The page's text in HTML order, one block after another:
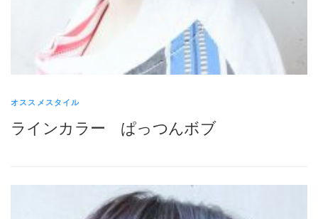
オススメスタイル
ラインカラー ぱっつんボブ